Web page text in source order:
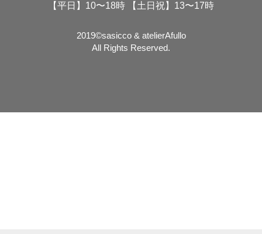
【平日】10〜18時 【土日祝】13〜17時
2019©️sasicco & atelierAfullo
All Rights Reserved.